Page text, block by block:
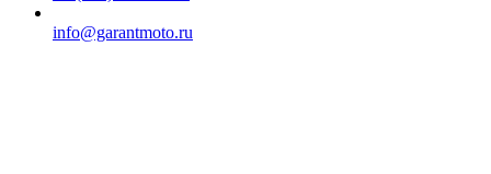
info@garantmoto.ru